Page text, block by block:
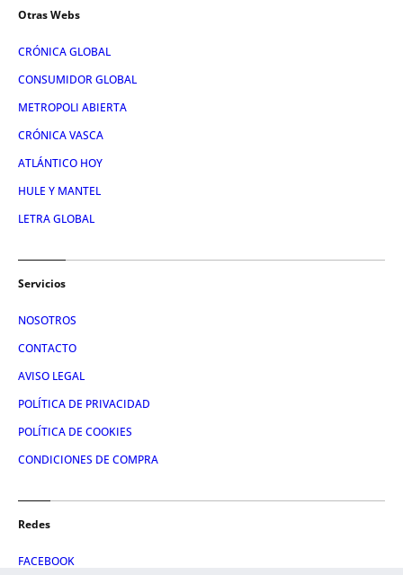
Otras Webs
CRÓNICA GLOBAL
CONSUMIDOR GLOBAL
METROPOLI ABIERTA
CRÓNICA VASCA
ATLÁNTICO HOY
HULE Y MANTEL
LETRA GLOBAL
Servicios
NOSOTROS
CONTACTO
AVISO LEGAL
POLÍTICA DE PRIVACIDAD
POLÍTICA DE COOKIES
CONDICIONES DE COMPRA
Redes
FACEBOOK